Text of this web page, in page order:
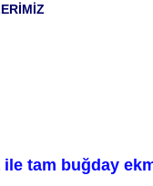
tam buğday